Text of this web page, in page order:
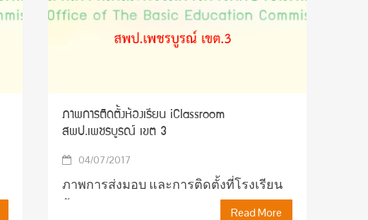
ภาพการติดตั้งห้องเรียน iClassroom
สพป.เพชรบูรณ์ เขต 3
04/07/2017
ภาพการส่งมอบ และการติดตั้งที่โรงเรียน
บ้าน กม.35
Read More